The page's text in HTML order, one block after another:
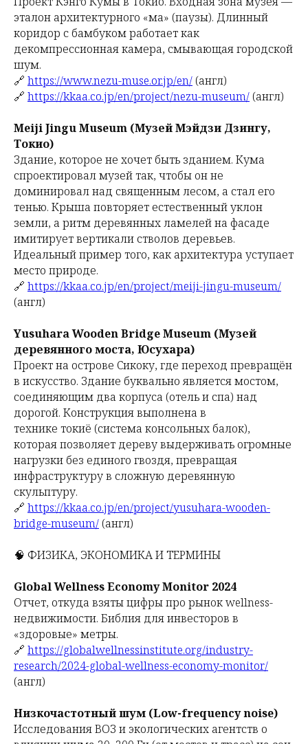
эталон архитектурного «ма» (паузы). Длинный
коридор с бамбуком работает как
декомпрессионная камера, смывающая городской
шум.
🔗 https://www.nezu-muse.or.jp/en/ (англ)
🔗 https://kkaa.co.jp/en/project/nezu-museum/ (англ)
Meiji Jingu Museum (Музей Мэйдзи Дзингу,
Токио)
Здание, которое не хочет быть зданием. Кума
спроектировал музей так, чтобы он не
доминировал над священным лесом, а стал его
тенью. Крыша повторяет естественный уклон
земли, а ритм деревянных ламелей на фасаде
имитирует вертикали стволов деревьев.
Идеальный пример того, как архитектура уступает
место природе.
🔗 https://kkaa.co.jp/en/project/meiji-jingu-museum/
(англ)
Yusuhara Wooden Bridge Museum (Музей
деревянного моста, Юсухара)
Проект на острове Сикоку, где переход превращён
в искусство. Здание буквально является мостом,
соединяющим два корпуса (отель и спа) над
дорогой. Конструкция выполнена в
технике токиё (система консольных балок),
которая позволяет дереву выдерживать огромные
нагрузки без единого гвоздя, превращая
инфраструктуру в сложную деревянную
скульптуру.
🔗 https://kkaa.co.jp/en/project/yusuhara-wooden-
bridge-museum/ (англ)
🧠 ФИЗИКА, ЭКОНОМИКА И ТЕРМИНЫ
Global Wellness Economy Monitor 2024
Отчет, откуда взяты цифры про рынок wellness-
недвижимости. Библия для инвесторов в
«здоровые» метры.
🔗 https://globalwellnessinstitute.org/industry-
research/2024-global-wellness-economy-monitor/
(англ)
Низкочастотный шум (Low-frequency noise)
Исследования ВОЗ и экологических агентств о